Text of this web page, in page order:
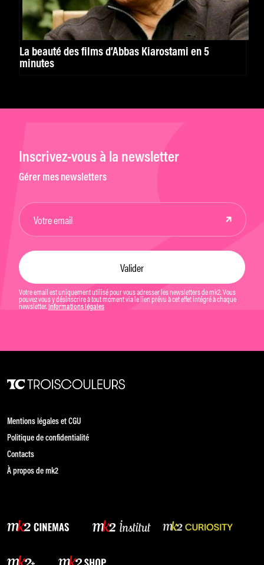
La beauté des films d’Abbas Kiarostami en 5
minutes
Inscrivez-vous à la newsletter
Gérer mes newsletters
Votre email est uniquement utilisé pour vous adresser les newsletters de mk2. Vous
pouvez vous y désinscrire à tout moment via le lien prévu à cet effet intégré à chaque
newsletter. Informations légales
Mentions légales et CGU
Politique de confidentialité
Contacts
À propos de mk2